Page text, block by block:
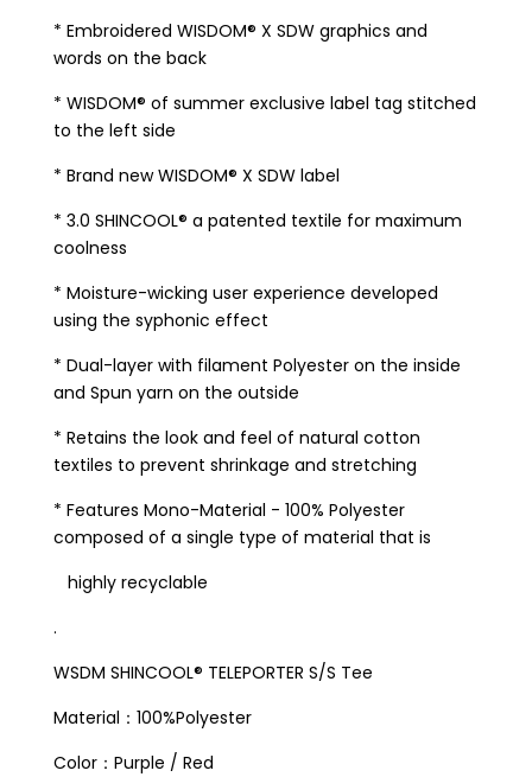
* Embroidered WISDOM® X SDW graphics and
words on the back
* WISDOM® of summer exclusive label tag stitched
to the left side
* Brand new WISDOM® X SDW label
* 3.0 SHINCOOL® a patented textile for maximum
coolness
* Moisture-wicking user experience developed
using the syphonic effect
* Dual-layer with filament Polyester on the inside
and Spun yarn on the outside
* Retains the look and feel of natural cotton
textiles to prevent shrinkage and stretching
* Features Mono-Material - 100% Polyester
composed of a single type of material that is
highly recyclable
.
WSDM SHINCOOL® TELEPORTER S/S Tee
Material：100%Polyester
Color：Purple / Red